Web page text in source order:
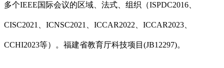
多个IEEE国际会议的区域、法式、组织（ISPDC2016、
CISC2021、ICNSC2021、ICCAR2022、ICCAR2023、
CCHI2023等）。福建省教育厅科技项目(JB12297)。